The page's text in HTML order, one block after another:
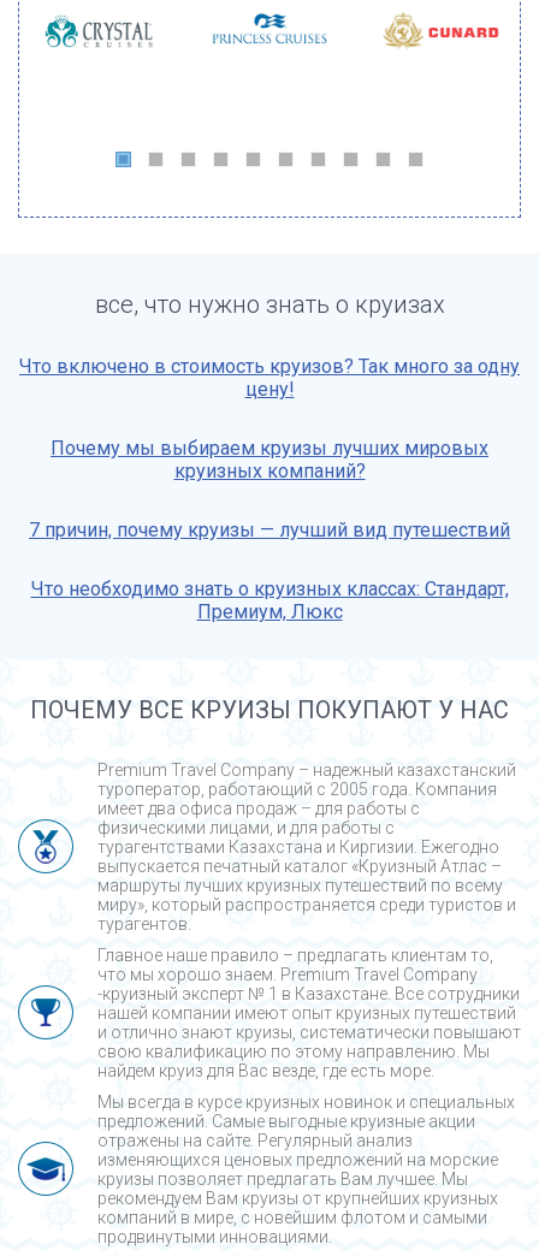
все, что нужно знать о круизах
Что включено в стоимость круизов? Так много за одну
цену!
Почему мы выбираем круизы лучших мировых
круизных компаний?
7 причин, почему круизы — лучший вид путешествий
Что необходимо знать о круизных классах: Стандарт,
Премиум, Люкс
ПОЧЕМУ ВСЕ КРУИЗЫ ПОКУПАЮТ У НАС
Premium Travel Company – надежный казахстанский
туроператор, работающий с 2005 года. Компания
имеет два офиса продаж – для работы с
физическими лицами, и для работы с
турагентствами Казахстана и Киргизии. Ежегодно
выпускается печатный каталог «Круизный Атлас –
маршруты лучших круизных путешествий по всему
миру», который распространяется среди туристов и
турагентов.
Главное наше правило – предлагать клиентам то,
что мы хорошо знаем. Premium Travel Company
-круизный эксперт № 1 в Казахстане. Все сотрудники
нашей компании имеют опыт круизных путешествий
и отлично знают круизы, систематически повышают
свою квалификацию по этому направлению. Мы
найдем круиз для Вас везде, где есть море.
Мы всегда в курсе круизных новинок и специальных
предложений. Самые выгодные круизные акции
отражены на сайте. Регулярный анализ
изменяющихся ценовых предложений на морские
круизы позволяет предлагать Вам лучшее. Мы
рекомендуем Вам круизы от крупнейших круизных
компаний в мире, с новейшим флотом и самыми
продвинутыми инновациями.